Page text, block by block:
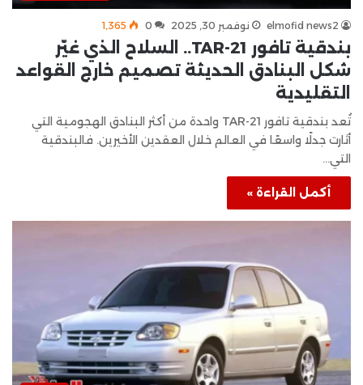
elmofid news2 نوفمبر 30, 2025 0 1٬365
بندقية تافور TAR-21.. السلاح الذي غيّر
شكل البنادق الحديثة تصميم خارج القواعد
التقليدية
تُعد بندقية تافور TAR-21 واحدة من أكثر البنادق الهجومية التي
أثارت جدلًا واسعًا في العالم خلال العقدين الأخيرين. فالبندقية
التي…
أكمل القراءة »